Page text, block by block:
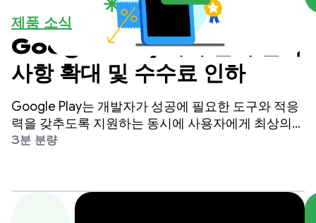
제품 소식
Google Play에서 결제 선택
사항 확대 및 수수료 인하
Google Play는 개발자가 성공에 필요한 도구와 적응
력을 갖추도록 지원하는 동시에 사용자에게 최상의
환경을 제공하기 위해 최선을 다하고 있습니다.
3분 분량